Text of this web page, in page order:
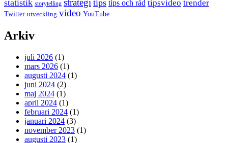
statistik storytelling strategi tips tips och råd tipsvideo trender
Twitter utveckling video YouTube
Arkiv
juli 2026 (1)
mars 2026 (1)
augusti 2024 (1)
juni 2024 (2)
maj 2024 (1)
april 2024 (1)
februari 2024 (1)
januari 2024 (3)
november 2023 (1)
augusti 2023 (1)